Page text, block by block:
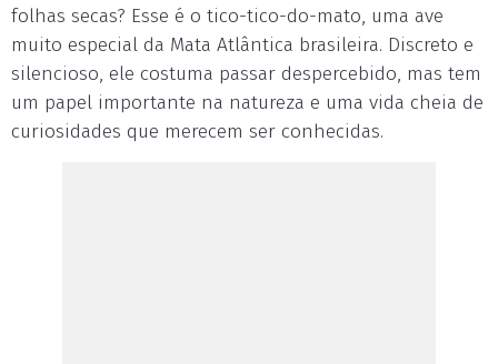
folhas secas? Esse é o tico-tico-do-mato, uma ave
muito especial da Mata Atlântica brasileira. Discreto e
silencioso, ele costuma passar despercebido, mas tem
um papel importante na natureza e uma vida cheia de
curiosidades que merecem ser conhecidas.